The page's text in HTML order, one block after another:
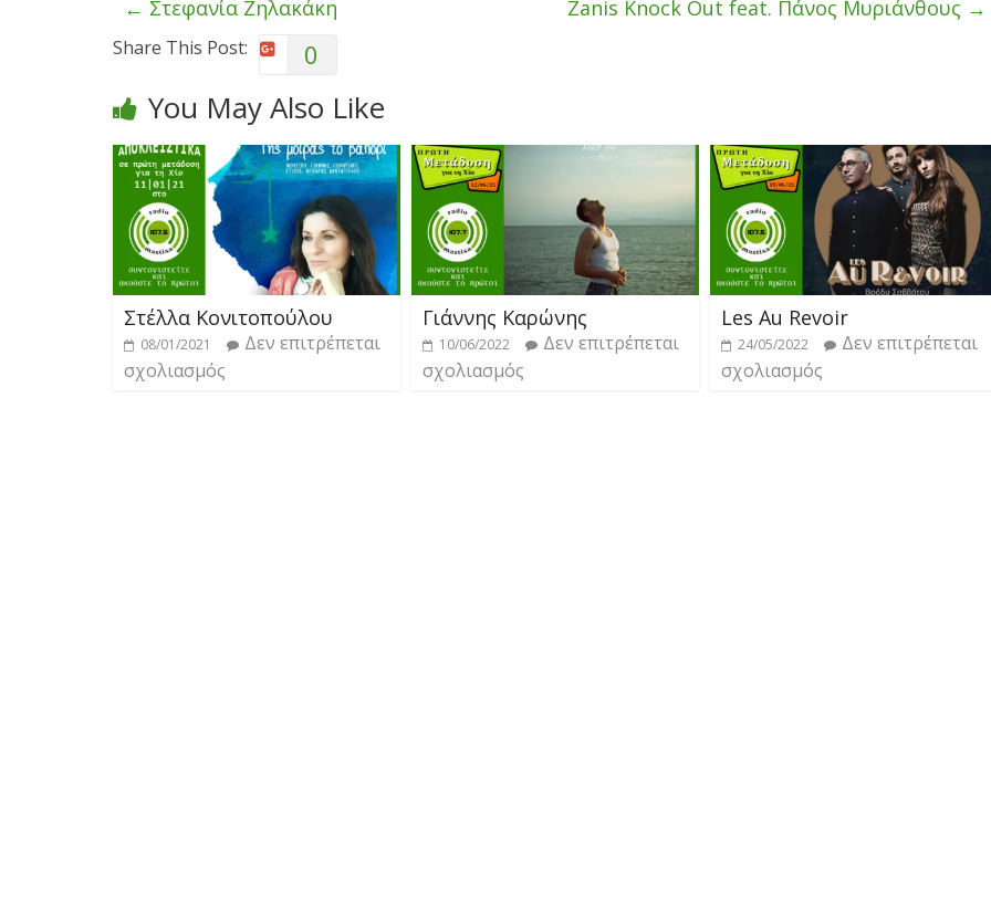
← Στεφανία Ζηλακάκη Zanis Knock Out feat. Πάνος Μυριάνθους →
Share This Post: 0
You May Also Like
Στέλλα Κονιτοπούλου
08/01/2021
Δεν επιτρέπεται
σχολιασμός
Γιάννης Καρώνης
10/06/2022
Δεν επιτρέπεται
σχολιασμός
Les Au Revoir
24/05/2022
Δεν επιτρέπεται
σχολιασμός